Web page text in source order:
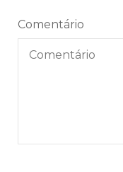
Comentário